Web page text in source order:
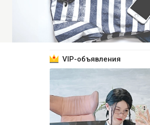
VIP-объявления